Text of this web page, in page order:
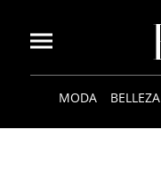
MODA BELLEZA